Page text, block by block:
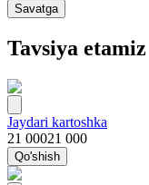
Savatga
Tavsiya etamiz
Jaydari kartoshka
21 00021 000
Qo'shish